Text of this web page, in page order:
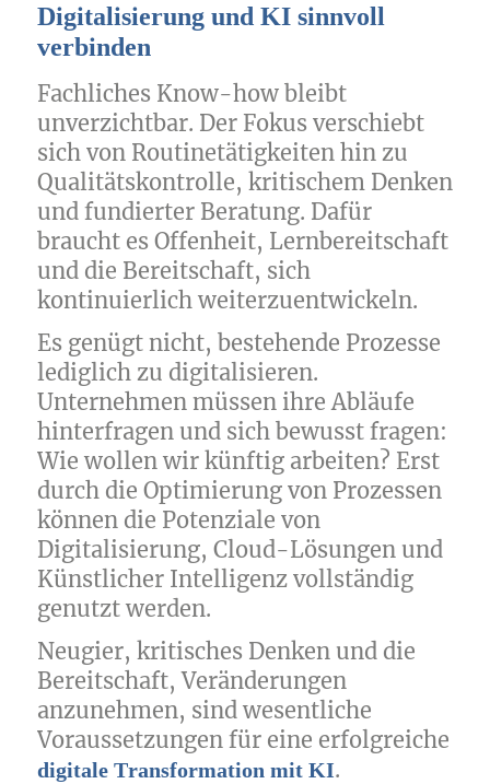
Digitalisierungund KI sinnvoll
verbinden
Fachliches Know-how bleibt
unverzichtbar. Der Fokus verschiebt
sich von Routinetätigkeiten hin zu
Qualitätskontrolle, kritischem Denken
und fundierter Beratung. Dafür
braucht es Offenheit, Lernbereitschaft
und die Bereitschaft, sich
kontinuierlich weiterzuentwickeln.
Es genügt nicht, bestehende Prozesse
lediglich zu digitalisieren.
Unternehmen müssen ihre Abläufe
hinterfragen und sich bewusst fragen:
Wie wollen wir künftig arbeiten? Erst
durch die Optimierung von Prozessen
können die Potenziale von
Digitalisierung, Cloud-Lösungen und
Künstlicher Intelligenz vollständig
genutzt werden.
Neugier, kritisches Denken und die
Bereitschaft, Veränderungen
anzunehmen, sind wesentliche
Voraussetzungen für eine erfolgreiche
digitale Transformation mit KI.